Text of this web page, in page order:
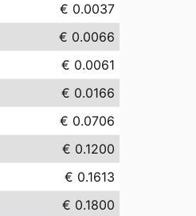
€ 0.0037
€ 0.0066
€ 0.0061
€ 0.0166
€ 0.0706
€ 0.1200
€ 0.1613
€ 0.1800